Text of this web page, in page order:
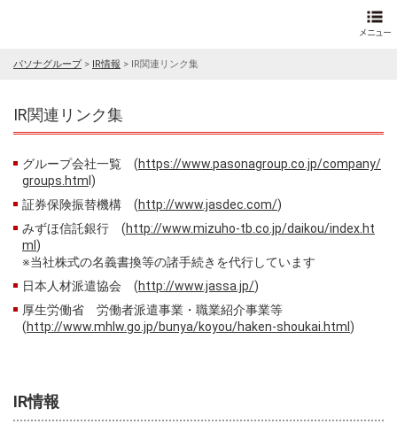
パソナグループ> IR情報 > IR関連リンク集
IR関連リンク集
グループ会社一覧 (https://www.pasonagroup.co.jp/company/
groups.htm l)
証券保険振替機構 (http://www.jasdec.com/)
みずほ信託銀行 (http://www.mizuho-tb.co.jp/daikou/index.ht
ml )
※当社株式の名義書換等の諸手続きを代行しています
日本人材派遣協会 (http://www.jassa.jp/)
厚生労働省 労働者派遣事業・職業紹介事業等
(http://www.mhlw.go.jp/bunya/koyou/haken-shoukai.html )
IR情報